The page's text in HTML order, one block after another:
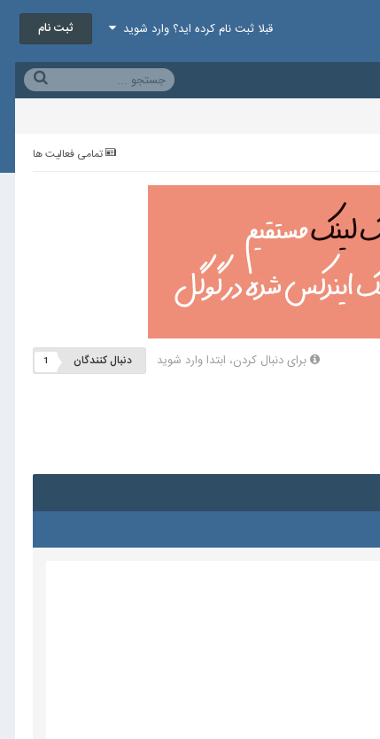
قبلا ثبت نام کرده اید؟ وارد شوید ثبت نام
تمامی فعالیت ها
برای دنبال کردن، ابتدا وارد شوید دنبال کنندگان 1